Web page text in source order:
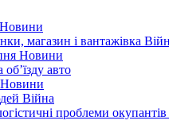
Новини
магазин і вантажівка
Новини
авто
Новини
Війна
проблеми окупантів